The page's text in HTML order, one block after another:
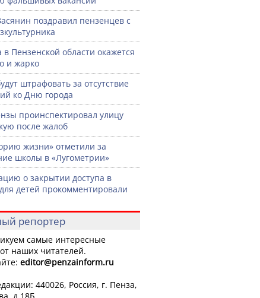
поздравил пензенцев с
в Пензенской области окажется
и жарко
штрафовать за отсутствие
ко Дню города
проинспектировал улицу
после жалоб
жизни» отметили за
школы в «Лугометрии»
о закрытии доступа в
детей прокомментировали
репортер
самые интересные
наших читателей.
editor@penzainform.ru
440026, Россия, г. Пенза,